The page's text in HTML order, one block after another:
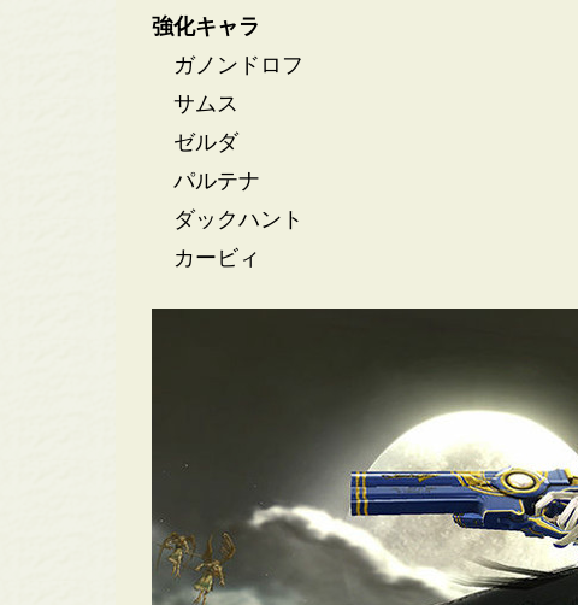
強化キャラ
ガノンドロフ
サムス
ゼルダ
パルテナ
ダックハント
カービィ